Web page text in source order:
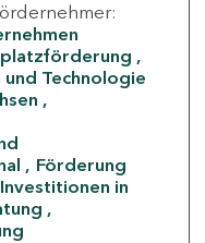
und Technologie
Förderung
Investitionen in